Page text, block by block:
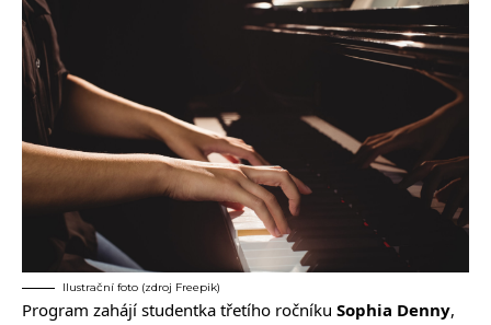
Ilustrační foto (zdroj Freepik)
Program zahájí studentka třetího ročníku Sophia Denny,